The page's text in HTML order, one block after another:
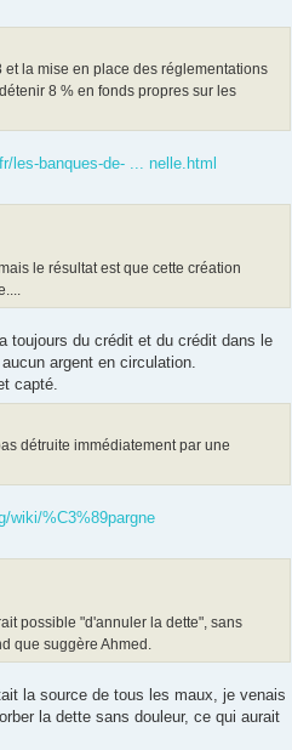
la mise en place des réglementations
8 % en fonds propres sur les
les-banques-de- ... nelle.html
le résultat est que cette création
toujours du crédit et du crédit dans le
argent en circulation.
capté.
détruite immédiatement par une
wiki/%C3%89pargne
possible "d'annuler la dette", sans
que suggère Ahmed.
la source de tous les maux, je venais
la dette sans douleur, ce qui aurait